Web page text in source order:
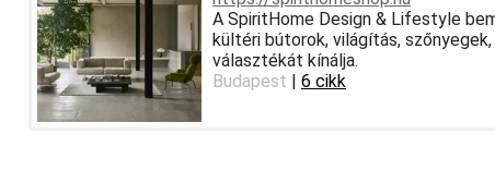
A SpiritHome Design & Lifestyle
kültéri bútorok, világítás,
választékát kínálja.
Budapest | 6 cikk